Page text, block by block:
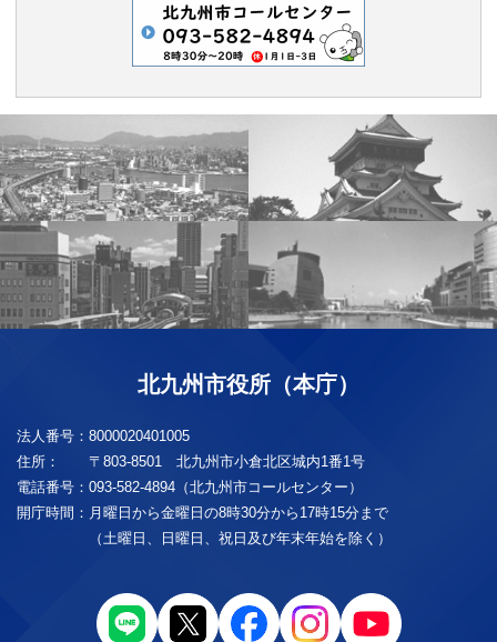
北九州市役所（本庁）
法人番号： 8000020401005
住所：
〒803-8501 北九州市小倉北区城内1番1号
電話番号： 093-582-4894（北九州市コールセンター）
開庁時間： 月曜日から金曜日の8時30分から17時15分まで
（土曜日、日曜日、祝日及び年末年始を除く）